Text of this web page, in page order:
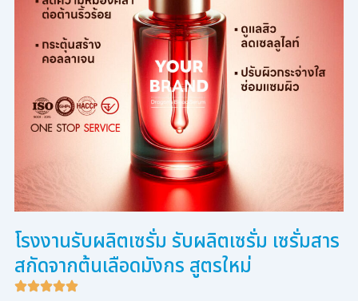
โรงงานรับผลิตเซรั่ม รับผลิตเซรั่ม เซรั่มสาร
สกัดจากต้นเลือดมังกร สูตรใหม่